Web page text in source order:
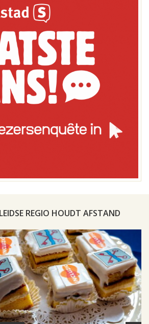
REGIO HOUDT AFSTAND